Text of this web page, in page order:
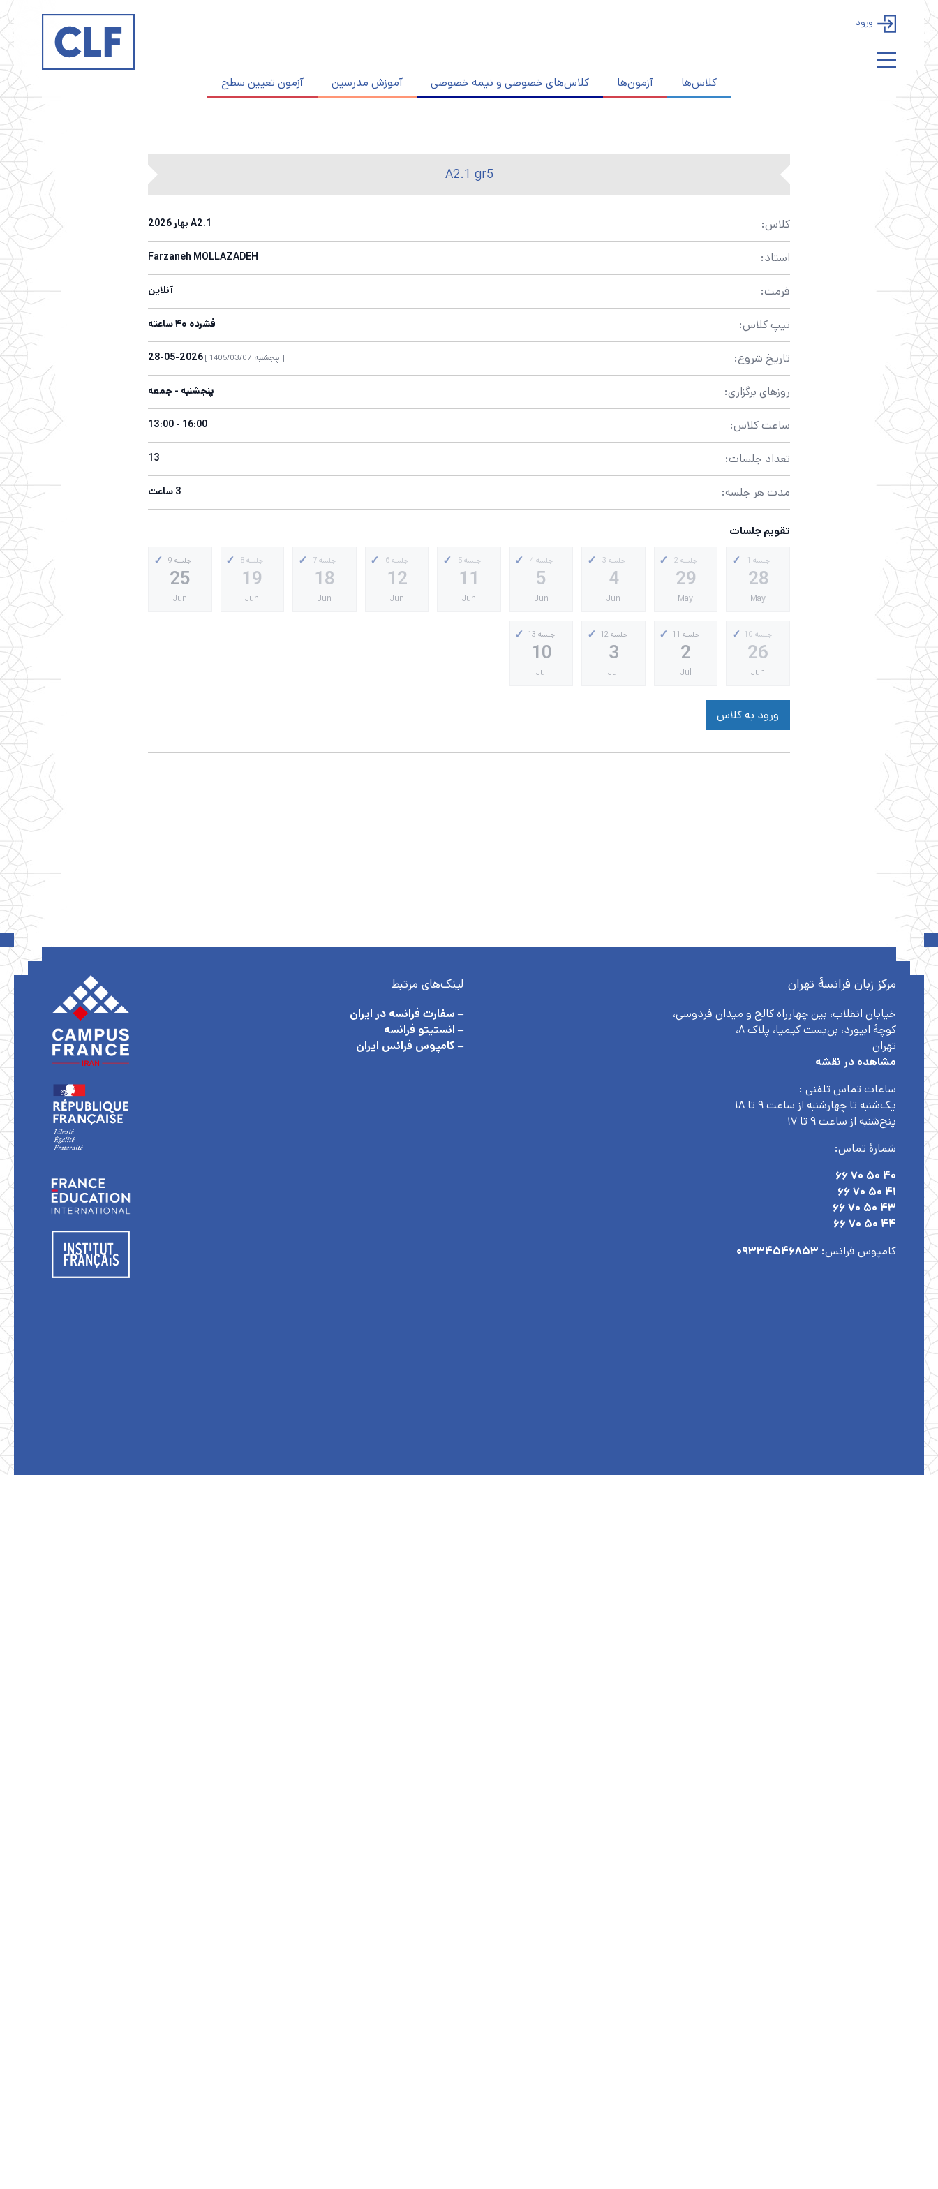
ورود
کلاس‌ها آزمون‌ها کلاس‌های خصوصی و نیمه خصوصی آموزش مدرسین آزمون‌ تعیین سطح
A2.1 gr5
کلاس: A2.1 بهار 2026
استاد: Farzaneh MOLLAZADEH
فرمت: آنلاین
تیپ کلاس: فشرده ۴۰ ساعته
تاریخ شروع: [ پنجشنبه 1405/03/07 ] 2026-05-28
روزهای برگزاری: پنجشنبه - جمعه
ساعت کلاس: 16:00 - 13:00
تعداد جلسات: 13
مدت هر جلسه: 3 ساعت
تقویم جلسات
جلسه 1
28
May
جلسه 2
29
May
جلسه 3
4
Jun
جلسه 4
5
Jun
جلسه 5
11
Jun
جلسه 6
12
Jun
جلسه 7
18
Jun
جلسه 8
19
Jun
جلسه 9
25
Jun
جلسه 10
26
Jun
جلسه 11
2
Jul
جلسه 12
3
Jul
جلسه 13
10
Jul
ورود به کلاس
مرکز زبان فرانسۀ تهران
خیابان انقلاب، بین چهارراه کالج و میدان فردوسی،
کوچهٔ ابیورد، بن‌بست کیمیا، پلاک ۸،
تهران
مشاهده در نقشه
ساعات تماس تلفنی :
یک‌شنبه تا چهارشنبه از ساعت ۹ تا ۱۸
پنج‌شنبه از ساعت ۹ تا ۱۷
شمارۀ تماس:
۴۰ ۵۰ ۷۰ ۶۶
۴۱ ۵۰ ۷۰ ۶۶
۴۳ ۵۰ ۷۰ ۶۶
۴۴ ۵۰ ۷۰ ۶۶
کامپوس فرانس: ۰۹۳۳۴۵۴۶۸۵۳
لینک‌های مرتبط
– سفارت فرانسه در ایران
– انستیتو فرانسه
– کامپوس فرانس ایران